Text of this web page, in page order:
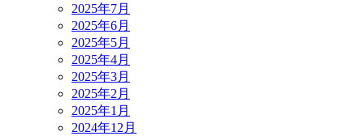
2025年7月
2025年6月
2025年5月
2025年4月
2025年3月
2025年2月
2025年1月
2024年12月